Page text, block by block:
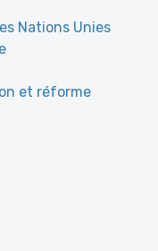
Nations Unies
et réforme